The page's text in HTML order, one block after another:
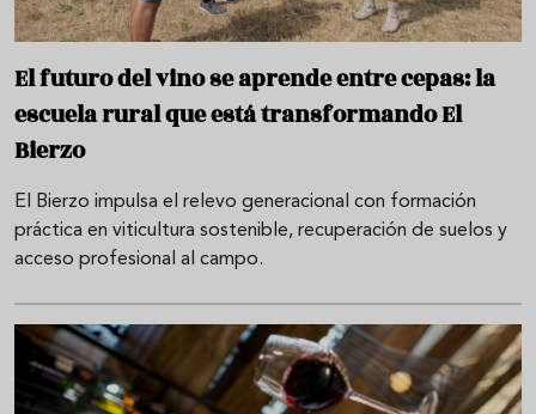
El futuro del vino se aprende entre cepas: la
escuela rural que está transformando El
Bierzo
El Bierzo impulsa el relevo generacional con formación
práctica en viticultura sostenible, recuperación de suelos y
acceso profesional al campo.